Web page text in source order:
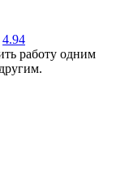
4.94
работу одним